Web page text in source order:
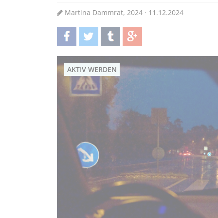
Martina Dammrat, 2024 · 11.12.2024
teilentwittern teilen teilen
AKTIV WERDEN